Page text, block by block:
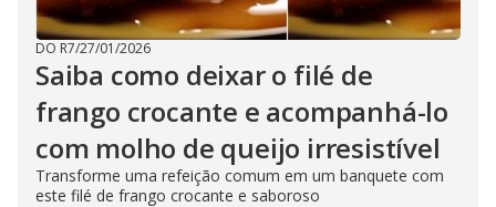
DO R7/27/01/2026
Saiba como deixar o filé de
frango crocante e acompanhá-lo
com molho de queijo irresistível
Transforme uma refeição comum em um banquete com
este filé de frango crocante e saboroso